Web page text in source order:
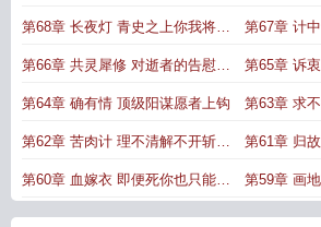
第68章 长夜灯 青史之上你我将并
肩而立
第67章 计
路
第66章 共灵犀修 对逝者的告慰对
生者的
第65章 诉
难
第64章 确有情 顶级阳谋愿者上钩 第63章 求
眼睛
第62章 苦肉计 理不清解不开斩不
断
第61章 归
他
第60章 血嫁衣 即便死你也只能死
在我手里
第59章 画